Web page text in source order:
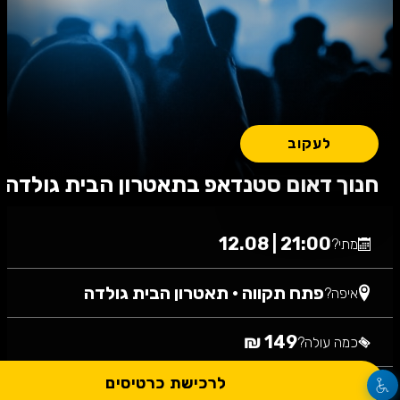
חנוך דאום סטנדאפ בתאטרון הבית גולדה
לעקוב
מתי?21:00 | 12.08
איפה?פתח תקווה • תאטרון הבית גולדה
כמה עולה?149 ₪
לרכישת כרטיסים